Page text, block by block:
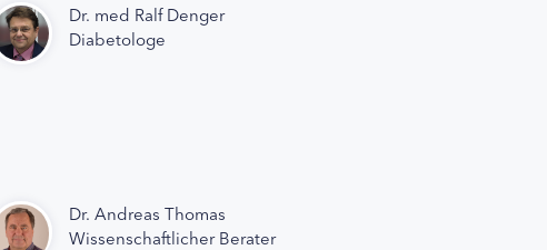
Dr. med Ralf Denger
Diabetologe
Dr. Andreas Thomas
Wissenschaftlicher Berater